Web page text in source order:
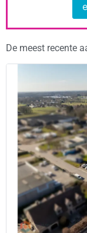
De meest recente